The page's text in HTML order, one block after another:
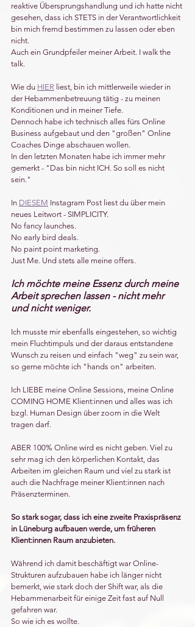
reaktive Übersprungshandlung und ich hatte nicht
gesehen, dass ich STETS in der Verantwortlichkeit
bin mich fremd bestimmen zu lassen oder eben
nicht.
Auch ein Grundpfeiler meiner Arbeit. I walk the
talk.
Wie du HIER liest, bin ich mittlerweile wieder in
der Hebammenbetreuung tätig - zu meinen
Konditionen und in meiner Tiefe.
Dennoch habe ich technisch alles fürs Online
Business aufgebaut und den "großen" Online
Coaches Dinge abschauen wollen.
In den letzten Monaten habe ich immer mehr
gemerkt - "Das bin nicht ICH. So soll es nicht
sein."
In DIESEM Instagram Post liest du über mein
neues Leitwort - SIMPLICITY.
No fancy launches.
No early bird deals.
No paint point marketing.
Just Me. Und stets alle meine offers.
Ich möchte meine Essenz durch meine
Arbeit sprechen lassen - nicht mehr
und nicht weniger.
Ich musste mir ebenfalls eingestehen, so wichtig
mein Fluchtimpuls und der daraus entstandene
Wunsch zu reisen und einfach "weg" zu sein war,
so gerne möchte ich "hands on" arbeiten.
Ich LIEBE meine Online Sessions, meine Online
COMING HOME Klient:innen und alles was ich
bzgl. Human Design über zoom in die Welt
tragen darf.
ABER 100% Online wird es nicht geben. Viel zu
sehr mag ich den körperlichen Kontakt, das
Arbeiten im gleichen Raum und viel zu stark ist
auch die Nachfrage meiner Klient:innen nach
Präsenzterminen.
So stark sogar, dass ich eine zweite Praxispräsenz
in Lüneburg aufbauen werde, um früheren
Klient:innen Raum anzubieten.
Während ich damit beschäftigt war Online-
Strukturen aufzubauen habe ich länger nicht
bemerkt, wie stark doch der Shift war, als die
Hebammenarbeit für einige Zeit fast auf Null
gefahren war.
So wie ich es wollte.